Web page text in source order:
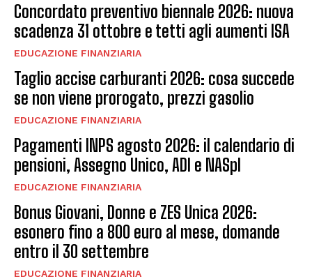
Concordato preventivo biennale 2026: nuova
scadenza 31 ottobre e tetti agli aumenti ISA
EDUCAZIONE FINANZIARIA
Taglio accise carburanti 2026: cosa succede
se non viene prorogato, prezzi gasolio
EDUCAZIONE FINANZIARIA
Pagamenti INPS agosto 2026: il calendario di
pensioni, Assegno Unico, ADI e NASpI
EDUCAZIONE FINANZIARIA
Bonus Giovani, Donne e ZES Unica 2026:
esonero fino a 800 euro al mese, domande
entro il 30 settembre
EDUCAZIONE FINANZIARIA